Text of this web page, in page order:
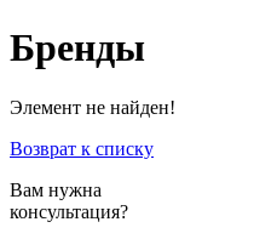
Бренды
Элемент не найден!
Возврат к списку
Вам нужна
консультация?